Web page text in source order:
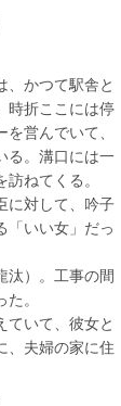
、かつて駅舎と
時折ここには停
営んでいて、
る。溝口には一
ねてくる。
に対して、吟子
「いい女」だっ
汰）。工事の間
。
ていて、彼女と
、夫婦の家に住